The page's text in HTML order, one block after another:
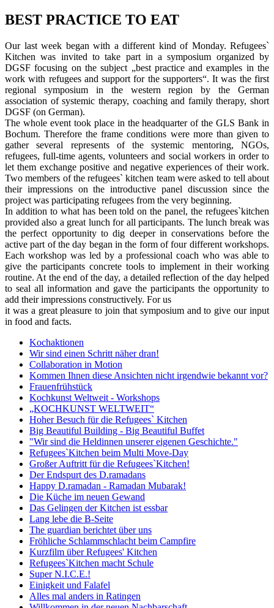
BEST PRACTICE TO EAT
Our last week began with a different kind of Monday. Refugees`
Kitchen was invited to take part in a symposium organized by
DGSF focusing on the subject „best practice and examples in the
work with refugees and support for the supporters“. It was the first
regional symposium in the western region by the German
association of systemic therapy, coaching and family therapy, short
DGSF (on German).
The whole event took place in the headquarter of the GLS Bank in
Bochum. Therefore the frame conditions were more than given to
gather several represents of the systemic mentoring, NGOs,
refugees, full-time agents, volunteers and social workers in order to
let them exchange positive and negative experiences of their work.
Two members of the refugees` kitchen team were asked to tell about
their impressions on the introductive panel discussion since the
project was participating refugees from the very beginning.
In addition to what has been told on the panel, the refugees`kitchen
provided also a great lunch for all participants. The lunch break was
the perfect opportunity to dig deeper in conservations before the
active part of the day began in the form of four different workshops.
Each workshop was led by a professional coach who was able to
give the participants concrete tools to implement in their working
routine. At the end of the day, a detailed reflection of the day helped
to seal all information and gave the participants the opportunity to
add their impressions constructively. For us
it was a great pleasure to join that symposium and to give our input
in food and facts.
Kochaktionen
Wir sind einen Schritt näher dran!
Collaboration in Motion
Kommen Ihnen diese Ansichten nicht irgendwie bekannt vor?
Frauenfrühstück
Kochkunst Weltweit - Workshops
„KOCHKUNST WELTWEIT“
Hoher Besuch für die Refugees` Kitchen
Big Beautiful Building - Big Beautiful Buffet
"Wir sind die Heldinnen unserer eigenen Geschichte."
Refugees`Kitchen beim Multi Move-Day
Großer Auftritt für die Refugees`Kitchen!
Der Endspurt des D.ramadans
Happy D.ramadan - Ramadan Mubarak!
Die Küche im neuen Gewand
Das Gelingen der Kitchen ist essbar
Lang lebe die B-Seite
The guardian berichtet über uns
Fröhliche Schlammschlacht beim Campfire
Kurzfilm über Refugees' Kitchen
Refugees`Kitchen macht Schule
Super N.I.C.E.!
Einigkeit und Falafel
Alles mal anders in Ratingen